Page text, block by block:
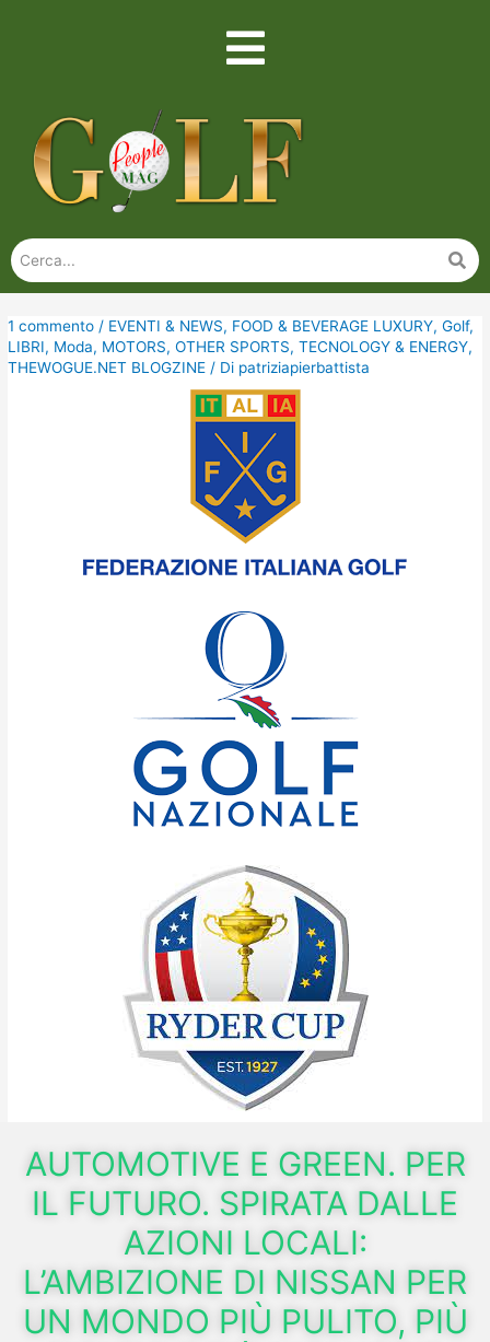
1 commento / EVENTI & NEWS, FOOD & BEVERAGE LUXURY,Golf,
LIBRI, Moda, MOTORS,OTHER SPORTS,TECNOLOGY & ENERGY,
THEWOGUE.NET BLOGZINE / Di patriziapierbattista
AUTOMOTIVE E GREEN. PER
IL FUTURO. SPIRATA DALLE
AZIONI LOCALI:
L’AMBIZIONE DI NISSAN PER
UN MONDO PIÙ PULITO, PIÙ